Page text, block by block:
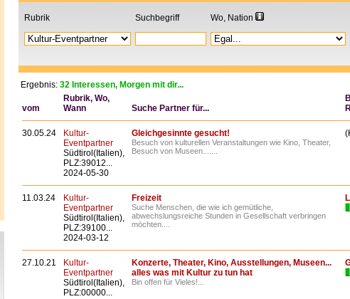
Rubrik Suchbegriff Wo, Nation
Ergebnis: 32 Interessen, Morgen mit dir...
vom
Rubrik, Wo,
Wann
Suche Partner für...
30.05.24
Kultur-
Eventpartner
Südtirol(Italien),
PLZ:39012...
2024-05-30
Gleichgesinnte gesucht!
Besuch von kulturellen Veranstaltungen wie Kino, Theater,
Besuch von Museen.......
11.03.24
Kultur-
Eventpartner
Südtirol(Italien),
PLZ:39100...
2024-03-12
Freizeit
Suche Menschen, die wie ich gemütliche,
abwechslungsreiche Stunden in Gesellschaft verbringen
möchten....
27.10.21
Kultur-
Eventpartner
Südtirol(Italien),
PLZ:00000...
Konzerte, Theater, Kino, Ausstellungen, Museen...
alles was mit Kultur zu tun hat
Bin offen für Vieles!...